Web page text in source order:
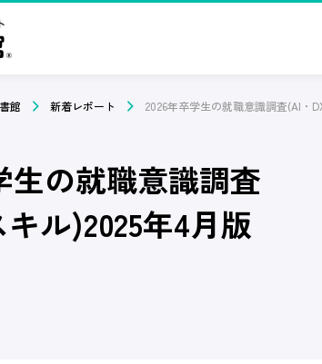
館 新着レポート
生の就職意識調査
ル)2025年4月版